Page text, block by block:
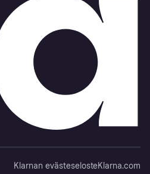
Klarnan evästeselosteKlarna.com